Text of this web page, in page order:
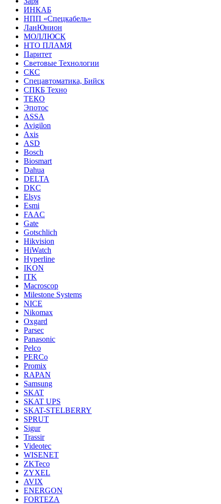
ИНКАБ
НПП «Спецкабель»
ЛанЮнион
МОЛЛЮСК
НТО ПЛАМЯ
Паритет
Световые Технологии
СКС
Спецавтоматика, Бийск
СПКБ Техно
ТЕКО
Эпотос
ASSA
Avigilon
Axis
ASD
Bosch
Biosmart
Dahua
DELTA
DKC
Elsys
Esmi
FAAC
Gate
Gotschlich
Hikvision
HiWatch
Hyperline
IKON
ITK
Macroscop
Milestone Systems
NICE
Nikomax
Oxgard
Parsec
Panasonic
Pelco
PERCo
Promix
RAPAN
Samsung
SKAT
SKAT UPS
SKAT-STELBERRY
SPRUT
Sigur
Trassir
Videotec
WISENET
ZKTeco
ZYXEL
AVIX
ENERGON
FORTEZA